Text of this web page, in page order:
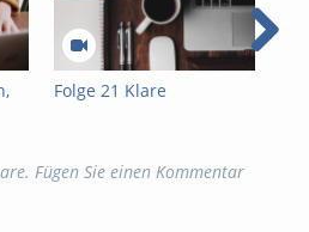
Folge 21 Klare
Fügen Sie einen Kommentar